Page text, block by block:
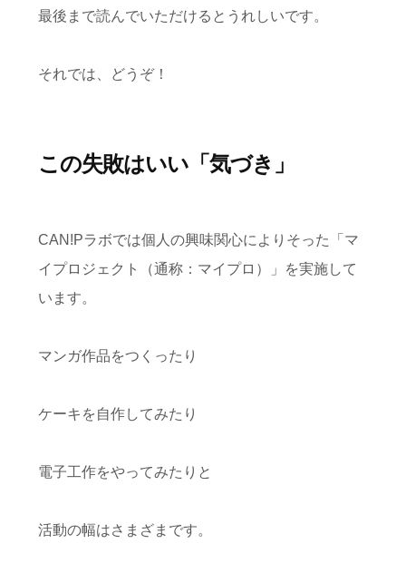
最後まで読んでいただけるとうれしいです。
それでは、どうぞ！
この失敗はいい「気づき」
CAN!Pラボでは個人の興味関心によりそった「マ
イプロジェクト（通称：マイプロ）」を実施して
います。
マンガ作品をつくったり
ケーキを自作してみたり
電子工作をやってみたりと
活動の幅はさまざまです。